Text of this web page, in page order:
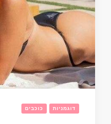
דוגמניות כוכבים